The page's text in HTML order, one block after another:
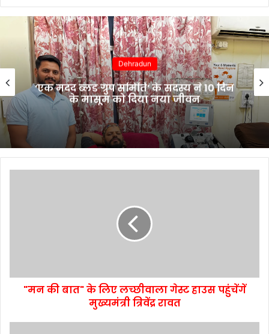
Dehradun
‘एक मदद ब्लड ग्रुप समिति’ के सदस्य ने 10 दिन
के मासूम को दिया नया जीवन
"मन की बात" के लिए लच्छीवाला गेस्ट हाउस पहुंचेंगें
मुख्यमंत्री त्रिवेंद्र रावत